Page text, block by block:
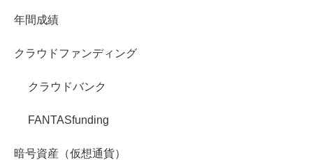
年間成績
クラウドファンディング
クラウドバンク
FANTASfunding
暗号資産（仮想通貨）